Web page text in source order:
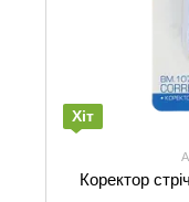
Хіт
Коректор